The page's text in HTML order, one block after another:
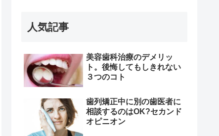
人気記事
美容歯科治療のデメリッ
ト。後悔してもしきれない
３つのコト
歯列矯正中に別の歯医者に
相談するのはOK?セカンド
オピニオン